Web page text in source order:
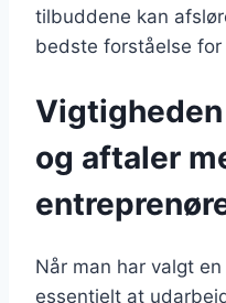
tilbuddene kan
bedste forståelse
og aftaler
Når man har valgt
essentielt at